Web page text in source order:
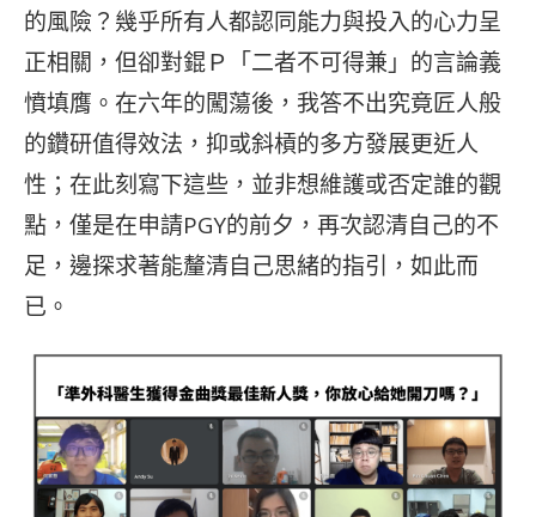
的風險？幾乎所有人都認同能力與投入的心力呈
正相關，但卻對錕Ｐ「二者不可得兼」的言論義
憤填膺。在六年的闖蕩後，我答不出究竟匠人般
的鑽研值得效法，抑或斜槓的多方發展更近人
性；在此刻寫下這些，並非想維護或否定誰的觀
點，僅是在申請PGY的前夕，再次認清自己的不
足，邊探求著能釐清自己思緒的指引，如此而
已。